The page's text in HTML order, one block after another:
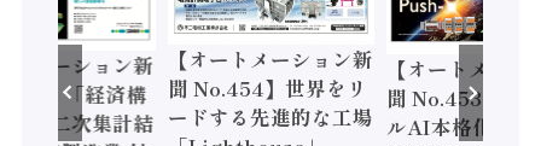
トメーション新
】「経済構
調査二次集計結
【オートメーション新
聞 No.454】世界をリ
ードする先進的な工場
【オートメーシ
聞 No.453】フ
ルAI本格化へ